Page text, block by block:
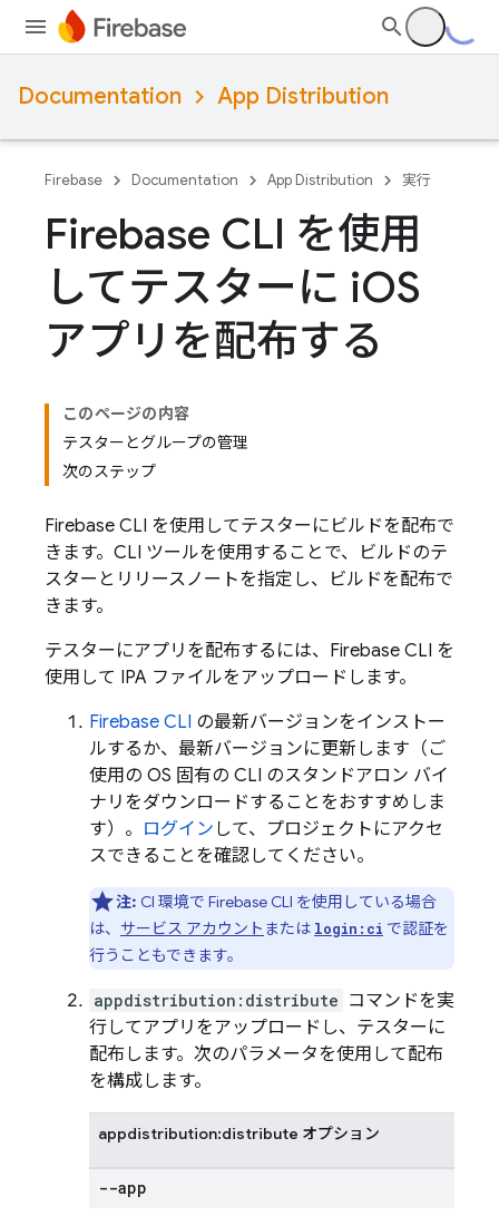
Documentation App Distribution
Firebase Documentation App Distribution 実行
Firebase CLI を使用
してテスターに iOS
アプリを配布する
このページの内容
テスターとグループの管理
次のステップ
Firebase CLI を使用してテスターにビルドを配布で
きます。CLI ツールを使用することで、ビルドのテ
スターとリリースノートを指定し、ビルドを配布で
きます。
テスターにアプリを配布するには、 Firebase CLI を
使用して IPA ファイルをアップロードします。
Firebase CLI の最新バージョンをインストー
ルするか、最新バージョンに更新します（ご
使用の OS 固有の CLI のスタンドアロン バイ
ナリをダウンロードすることをおすすめしま
す）。 ログイン して、プロジェクトにアクセ
スできることを確認してください。
注: CI 環境で Firebase CLI を使用している場合
は、 サービス アカウント または login:ci で認証を
行うこともできます。
appdistribution:distribute コマンドを実
行してアプリをアップロードし、テスターに
配布します。次のパラメータを使用して配布
を構成します。
appdistribution:distribute オプション
--app